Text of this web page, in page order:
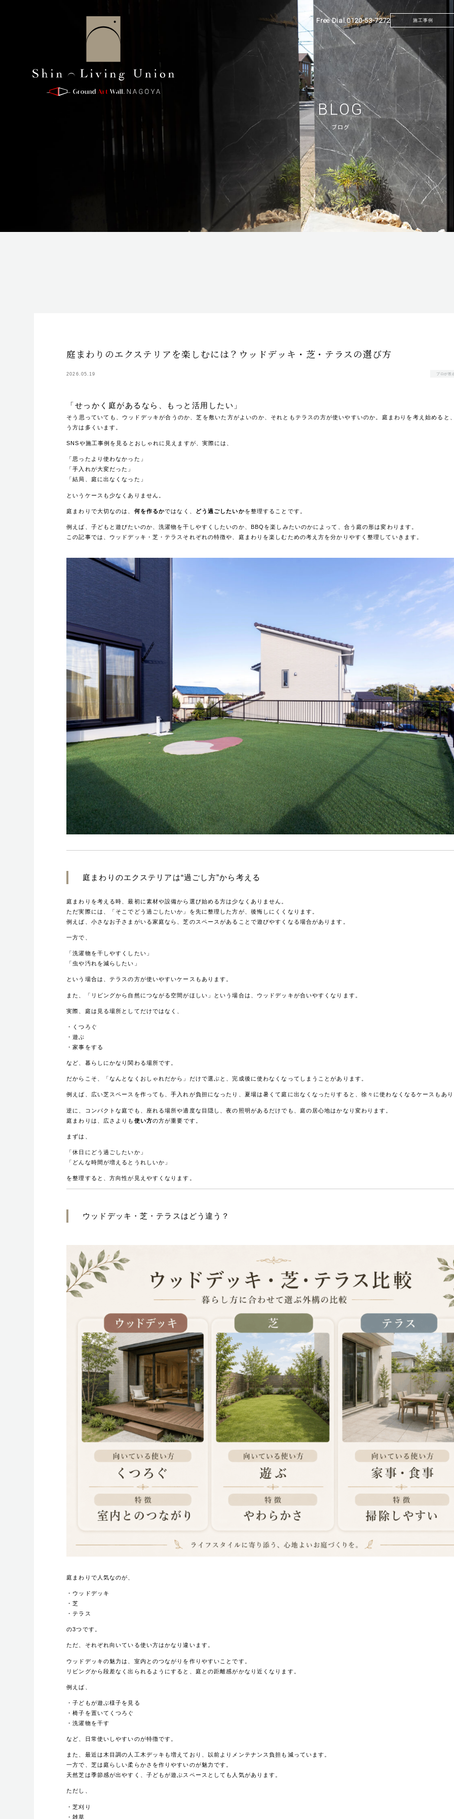
Free Dial.0120-53-7272 施工事例
もう一つのリビングがある暮らし
BLOG
ブログ
庭まわりのエクステリアを楽しむには？ウッドデッキ・芝・テラスの選び方
2026.05.19 プロが答
「せっかく庭があるなら、もっと活用したい」
そう思っていても、ウッドデッキが合うのか、芝を敷いた方がよいのか、それともテラスの方が使いやすいのか。庭まわりを考え始めると
う方は多くいます。
SNSや施工事例を見るとおしゃれに見えますが、実際には、
「思ったより使わなかった」
「手入れが大変だった」
「結局、庭に出なくなった」
というケースも少なくありません。
庭まわりで大切なのは、 何を作るかではなく、 どう過ごしたいかを整理することです。
例えば、子どもと遊びたいのか、洗濯物を干しやすくしたいのか、BBQを楽しみたいのかによって、合う庭の形は変わります。
この記事では、ウッドデッキ・芝・テラスそれぞれの特徴や、庭まわりを楽しむための考え方を分かりやすく整理していきます。
庭まわりのエクステリアは“過ごし方”から考える
庭まわりを考える時、最初に素材や設備から選び始める方は少なくありません。
ただ実際には、「そこでどう過ごしたいか」を先に整理した方が、後悔しにくくなります。
例えば、小さなお子さまがいる家庭なら、芝のスペースがあることで遊びやすくなる場合があります。
一方で、
「洗濯物を干しやすくしたい」
「虫や汚れを減らしたい」
という場合は、テラスの方が使いやすいケースもあります。
また、「リビングから自然につながる空間がほしい」という場合は、ウッドデッキが合いやすくなります。
実際、庭は見る場所としてだけではなく、
・くつろぐ
・遊ぶ
・家事をする
など、暮らしにかなり関わる場所です。
だからこそ、「なんとなくおしゃれだから」だけで選ぶと、完成後に使わなくなってしまうことがあります。
例えば、広い芝スペースを作っても、手入れが負担になったり、夏場は暑くて庭に出なくなったりすると、徐々に使わなくなるケースもあり
逆に、コンパクトな庭でも、座れる場所や適度な目隠し、夜の照明があるだけでも、庭の居心地はかなり変わります。
庭まわりは、広さよりも 使い方の方が重要です。
まずは、
「休日にどう過ごしたいか」
「どんな時間が増えるとうれしいか」
を整理すると、方向性が見えやすくなります。
ウッドデッキ・芝・テラスはどう違う？
庭まわりで人気なのが、
・ウッドデッキ
・芝
・テラス
の3つです。
ただ、それぞれ向いている使い方はかなり違います。
ウッドデッキの魅力は、室内とのつながりを作りやすいことです。
リビングから段差なく出られるようにすると、庭との距離感がかなり近くなります。
例えば、
・子どもが遊ぶ様子を見る
・椅子を置いてくつろぐ
・洗濯物を干す
など、日常使いしやすいのが特徴です。
また、最近は木目調の人工木デッキも増えており、以前よりメンテナンス負担も減っています。
一方で、芝は庭らしい柔らかさを作りやすいのが魅力です。
天然芝は季節感が出やすく、子どもが遊ぶスペースとしても人気があります。
ただし、
・芝刈り
・雑草